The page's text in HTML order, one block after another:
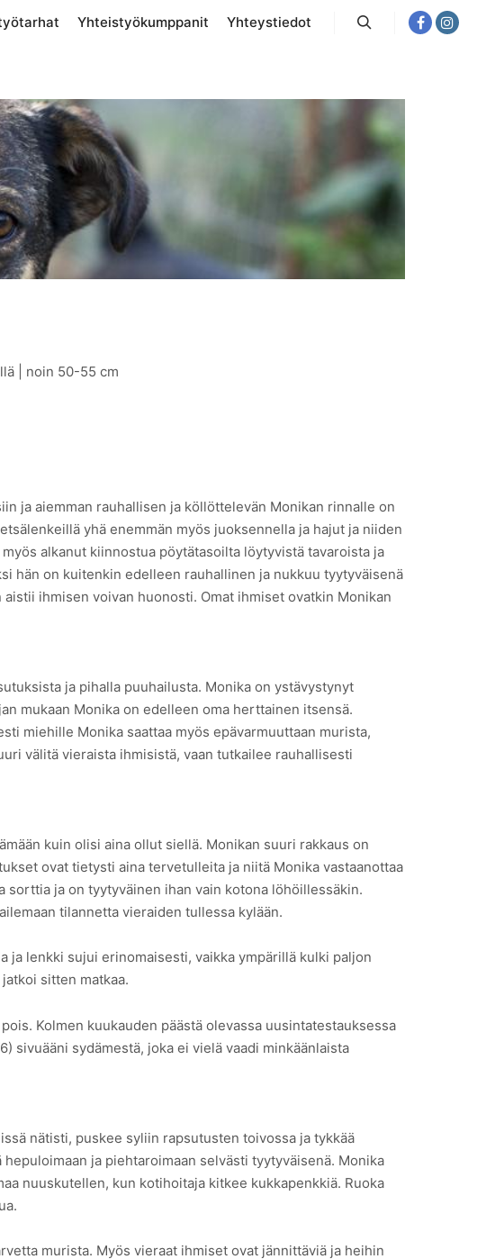
Yhteistyökumppanit Yhteystiedot
| noin 50-55 cm
ja aiemman rauhallisen ja köllöttelevän Monikan rinnalle on
yhä enemmän myös juoksennella ja hajut ja niiden
alkanut kiinnostua pöytätasoilta löytyvistä tavaroista ja
hän on kuitenkin edelleen rauhallinen ja nukkuu tyytyväisenä
ihmisen voivan huonosti. Omat ihmiset ovatkin Monikan
ja pihalla puuhailusta. Monika on ystävystynyt
mukaan Monika on edelleen oma herttainen itsensä.
miehille Monika saattaa myös epävarmuuttaan murista,
välitä vieraista ihmisistä, vaan tutkailee rauhallisesti
kuin olisi aina ollut siellä. Monikan suuri rakkaus on
ovat tietysti aina tervetulleita ja niitä Monika vastaanottaa
sorttia ja on tyytyväinen ihan vain kotona löhöillessäkin.
tilannetta vieraiden tullessa kylään.
ja lenkki sujui erinomaisesti, vaikka ympärillä kulki paljon
sitten matkaa.
Kolmen kuukauden päästä olevassa uusintatestauksessa
sivuääni sydämestä, joka ei vielä vaadi minkäänlaista
nätisti, puskee syliin rapsutusten toivossa ja tykkää
ja piehtaroimaan selvästi tyytyväisenä. Monika
nuuskutellen, kun kotihoitaja kitkee kukkapenkkiä. Ruoka
murista. Myös vieraat ihmiset ovat jännittäviä ja heihin